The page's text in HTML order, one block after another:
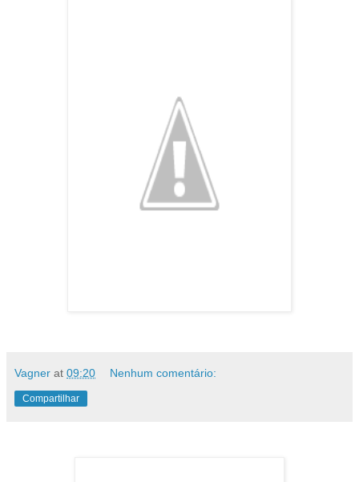
Vagner at 09:20 Nenhum comentário:
Compartilhar